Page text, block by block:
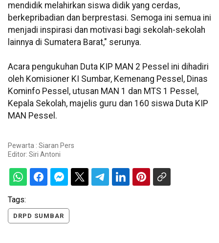
mendidik melahirkan siswa didik yang cerdas,
berkepribadian dan berprestasi. Semoga ini semua ini
menjadi inspirasi dan motivasi bagi sekolah-sekolah
lainnya di Sumatera Barat," serunya.
Acara pengukuhan Duta KIP MAN 2 Pessel ini dihadiri
oleh Komisioner KI Sumbar, Kemenang Pessel, Dinas
Kominfo Pessel, utusan MAN 1 dan MTS 1 Pessel,
Kepala Sekolah, majelis guru dan 160 siswa Duta KIP
MAN Pessel.
Pewarta : Siaran Pers
Editor: Siri Antoni
Tags:
DRPD SUMBAR